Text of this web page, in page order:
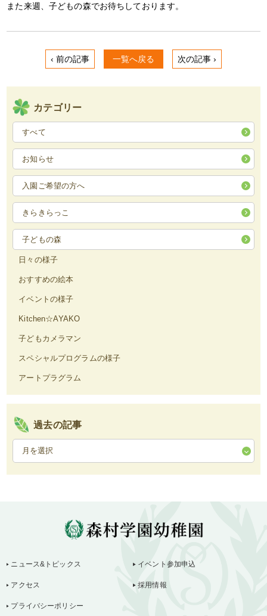
また来週、子どもの森でお待ちしております。
‹ 前の記事 一覧へ戻る 次の記事 ›
カテゴリー
すべて
お知らせ
入園ご希望の方へ
きらきらっこ
子どもの森
日々の様子
おすすめの絵本
イベントの様子
Kitchen☆AYAKO
子どもカメラマン
スペシャルプログラムの様子
アートプラグラム
過去の記事
ニュース&トピックス イベント参加申込
アクセス 採用情報
プライバシーポリシー